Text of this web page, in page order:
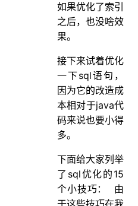
如果优化了索引
之后，也没啥效
果。
接下来试着优化
一下sql语句，
因为它的改造成
本相对于java代
码来说也要小得
多。
下面给大家列举
了sql优化的15
个小技巧：
由